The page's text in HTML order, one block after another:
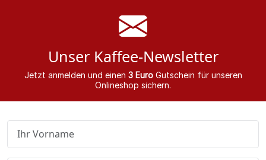
Unser Kaffee-Newsletter
Jetzt anmelden und einen 3 EuroGutschein für unseren
Onlineshop sichern.